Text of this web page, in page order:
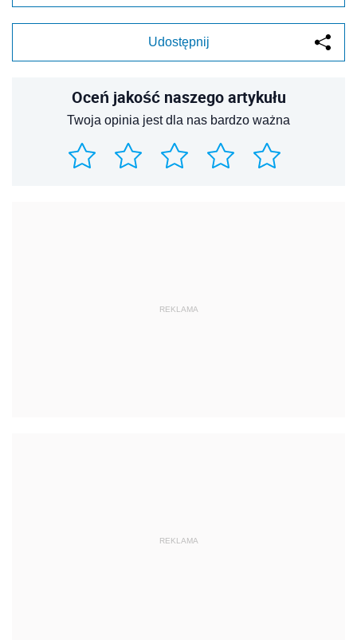
Udostępnij
Oceń jakość naszego artykułu
Twoja opinia jest dla nas bardzo ważna
REKLAMA
REKLAMA